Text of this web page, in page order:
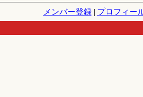
メンバー登録| プロフィー